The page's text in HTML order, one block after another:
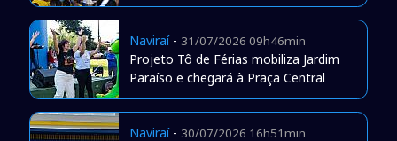
Naviraí- 31/07/2026 09h46min
Projeto Tô de Férias mobiliza Jardim
Paraíso e chegará à Praça Central
Naviraí- 30/07/2026 16h51min